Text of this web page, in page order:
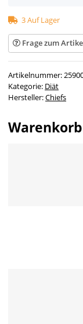
3 Auf Lager
Frage zum
Artikelnummer:
Kategorie: Diät
Hersteller:Chiefs